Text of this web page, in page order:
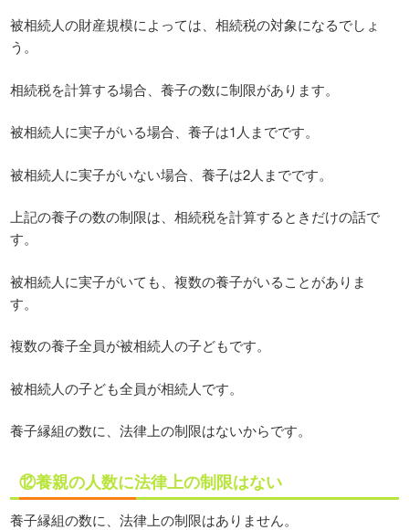
被相続人の財産規模によっては、相続税の対象になるでしょ
う。
相続税を計算する場合、養子の数に制限があります。
被相続人に実子がいる場合、養子は1人までです。
被相続人に実子がいない場合、養子は2人までです。
上記の養子の数の制限は、相続税を計算するときだけの話で
す。
被相続人に実子がいても、複数の養子がいることがありま
す。
複数の養子全員が被相続人の子どもです。
被相続人の子ども全員が相続人です。
養子縁組の数に、法律上の制限はないからです。
⑫養親の人数に法律上の制限はない
養子縁組の数に、法律上の制限はありません。